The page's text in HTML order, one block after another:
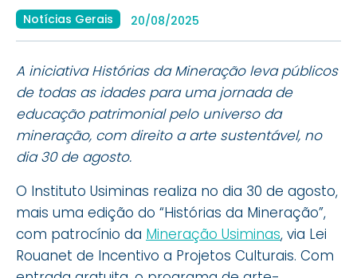
Notícias Gerais 20/08/2025
A iniciativa Histórias da Mineração leva públicos
de todas as idades para uma jornada de
educação patrimonial pelo universo da
mineração, com direito a arte sustentável, no
dia 30 de agosto.
O Instituto Usiminas realiza no dia 30 de agosto,
mais uma edição do “Histórias da Mineração”,
com patrocínio da Mineração Usiminas, via Lei
Rouanet de Incentivo a Projetos Culturais. Com